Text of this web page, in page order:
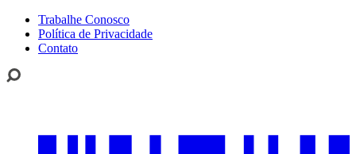
Trabalhe Conosco
Política de Privacidade
Contato